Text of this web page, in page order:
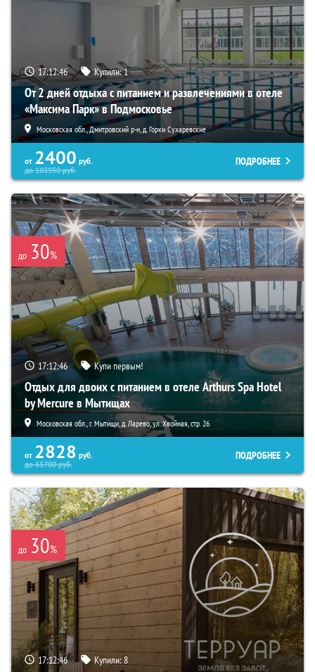
17:12:43 Купили:1
От 2 дней отдыха с питанием и развлечениями в отеле
«Максима Парк» в Подмосковье
Московская обл., Дмитровский р-н, д. Горки Сухаревские
от 2400 руб.
до103950руб.
ПОДРОБНЕЕ
до 30%
17:12:43 Купи первым!
Отдых для двоих с питанием в отеле Arthurs Spa Hotel
by Mercure в Мытищах
Московская обл., г. Мытищи, д. Ларево, ул. Хвойная, стр. 26
от 2828 руб.
до65700руб.
ПОДРОБНЕЕ
до 30%
17:12:43 Купили:8